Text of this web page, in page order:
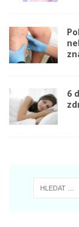
6